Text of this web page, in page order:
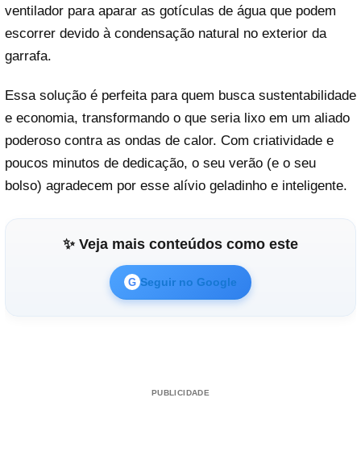
ventilador para aparar as gotículas de água que podem
escorrer devido à condensação natural no exterior da
garrafa.
Essa solução é perfeita para quem busca sustentabilidade
e economia, transformando o que seria lixo em um aliado
poderoso contra as ondas de calor. Com criatividade e
poucos minutos de dedicação, o seu verão (e o seu
bolso) agradecem por esse alívio geladinho e inteligente.
✨ Veja mais conteúdos como este
G Seguir no Google
PUBLICIDADE